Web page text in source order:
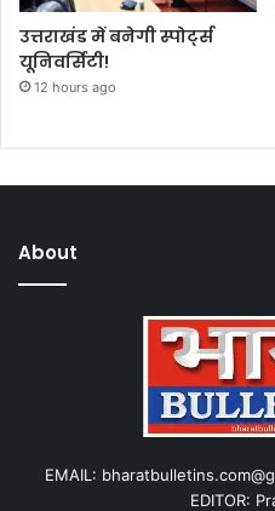
उत्तराखंड में बनेगी स्पोर्ट्स
यूनिवर्सिटी!
12 hours ago
About
EMAIL:
EDITOR: